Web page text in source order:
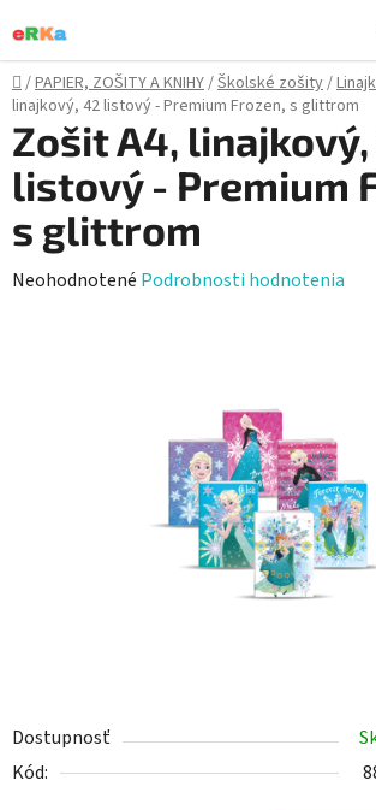
na
obsah
Domov
/PAPIER, ZOŠITY A KNIHY/Školské zošity/
linajkový, 42 listový - Premium Frozen, s glittrom
Dostupnosť
Kód:
Zošit A4,
listový - Premium
s glittrom
Priemerné
Neohodnotené Podrobnosti hodnotenia